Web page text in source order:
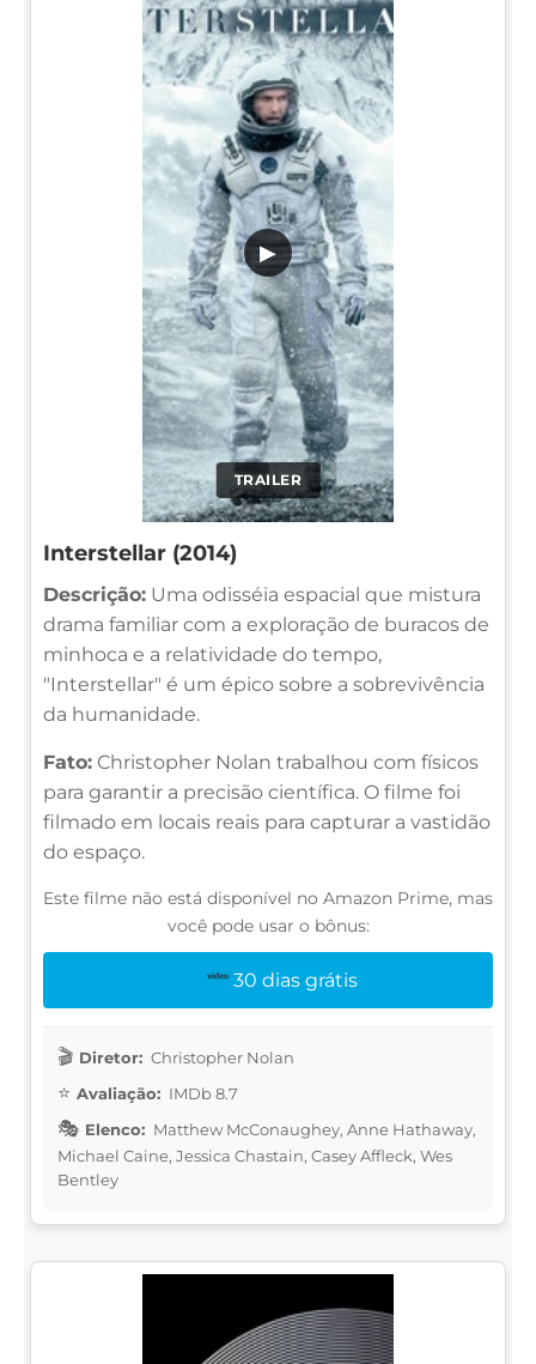
TRAILER
▶
Interstellar (2014)
Descrição: Uma odisséia espacial que mistura
drama familiar com a exploração de buracos de
minhoca e a relatividade do tempo,
"Interstellar" é um épico sobre a sobrevivência
da humanidade.
Fato: Christopher Nolan trabalhou com físicos
para garantir a precisão científica. O filme foi
filmado em locais reais para capturar a vastidão
do espaço.
Este filme não está disponível no Amazon Prime, mas
você pode usar o bônus:
30 dias grátis
Diretor: Christopher Nolan
Avaliação: IMDb 8.7
Elenco: Matthew McConaughey, Anne Hathaway,
Michael Caine, Jessica Chastain, Casey Affleck, Wes
Bentley